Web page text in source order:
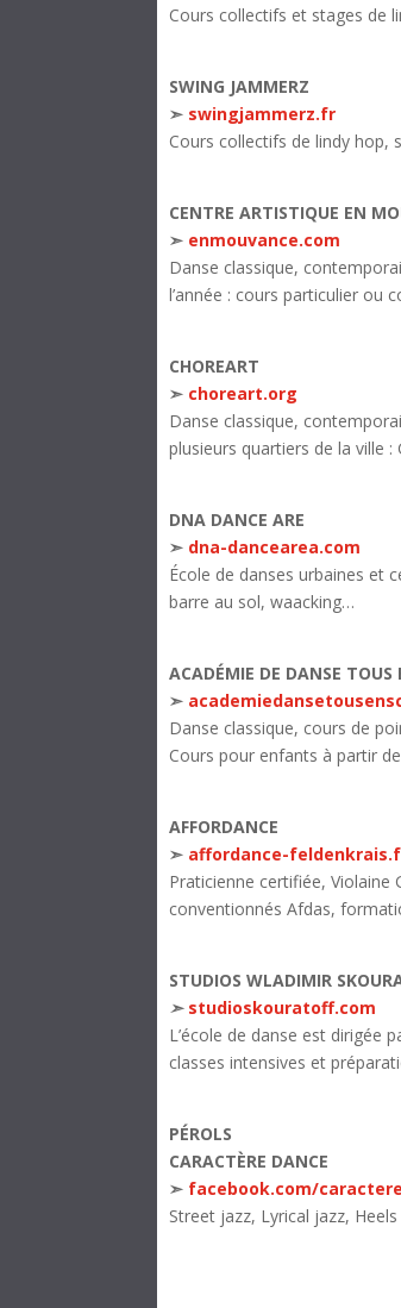
Cours collectifs et stages de
SWING JAMMERZ
➣ swingjammerz.fr
Cours collectifs de lindy hop,
CENTRE ARTISTIQUE EN
➣ enmouvance.com
Danse classique,
l’année : cours particulier ou
CHOREART
➣ choreart.org
Danse classique,
plusieurs quartiers de la ville
DNA DANCE ARE
➣ dna-dancearea.com
École de danses urbaines et
barre au sol, waacking…
ACADÉMIE DE DANSE TOUS
➣
Danse classique, cours de
Cours pour enfants à partir
AFFORDANCE
➣ affordance-
Praticienne certifiée, Violaine
conventionnés Afdas,
STUDIOS WLADIMIR
➣ studioskouratoff.com
L’école de danse est dirigée
classes intensives et
PÉROLS
CARACTÈRE DANCE
➣ facebook.com/
Street jazz, Lyrical jazz, Heels